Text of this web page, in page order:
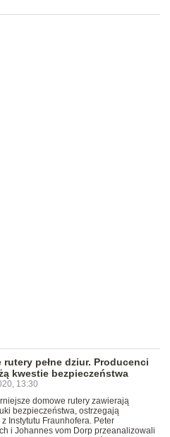
rutery pełne dziur. Producenci
kwestie bezpieczeństwa
13:30
domowe rutery zawierają
bezpieczeństwa, ostrzegają
Instytutu Fraunhofera. Peter
i Johannes vom Dorp przeanalizowali